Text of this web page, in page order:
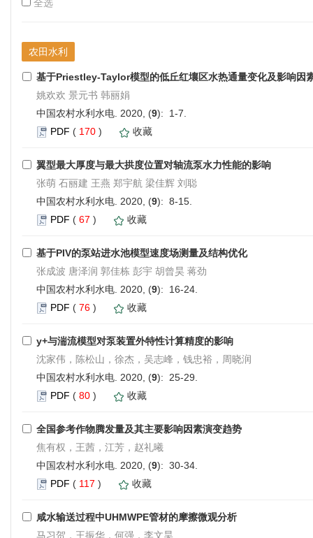
全选
农田水利
基于Priestley-Taylor模型的低丘红壤区水热通量变化及影响因
姚欢欢 景元书 韩丽娟
中国农村水利水电. 2020, (9): 1-7.
PDF ( 170 ) 收藏
翼型最大厚度与最大拱度位置对轴流泵水力性能的影响
张萌 石丽建 王燕 郑宇航 梁佳辉 刘聪
中国农村水利水电. 2020, (9): 8-15.
PDF ( 67 ) 收藏
基于PIV的泵站进水池模型速度场测量及结构优化
张成波 唐泽润 郭佳栋 彭宇 胡曾昊 蒋劲
中国农村水利水电. 2020, (9): 16-24.
PDF ( 76 ) 收藏
y+与湍流模型对泵装置外特性计算精度的影响
沈家伟，陈松山，徐杰，吴志峰，钱忠裕，周晓润
中国农村水利水电. 2020, (9): 25-29.
PDF ( 80 ) 收藏
全国参考作物腾发量及其主要影响因素演变趋势
焦有权，王茜，江芳，赵礼曦
中国农村水利水电. 2020, (9): 30-34.
PDF ( 117 ) 收藏
咸水输送过程中UHMWPE管材的摩擦微观分析
马习贺，王振华，何强，李文昊